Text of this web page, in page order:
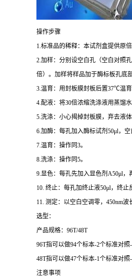
操作步骤
1. 标准品的稀释：本试剂盒提供原
2. 加样：分别设空白孔（空白对照
倍）。加样将样品加于酶标板孔底
3. 温育：用封板膜封板后置37℃温育
4. 配液：将30倍浓缩洗涤液用蒸馏水
5. 洗涤：小心揭掉封板膜，弃去液
6. 加酶：每孔加入酶标试剂 50μl，空
7. 温育：操作同3。
8. 洗涤：操作同5。
9. 显色：每孔先加入显色剂 A50μl，
10. 终止：每孔加终止液50μl，终止
11. 测定：以空白空调零， 450nm波
选型：
产品规格： 96T/48T
96T指可以做94个标本-2个标准对照
48T指可以做47个标本-1个标准对照
注意事项